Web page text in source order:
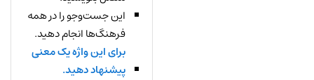
این جست‌وجو را در همه
فرهنگ‌ها انجام دهید.
برای این واژه یک معنی
پیشنهاد دهید.